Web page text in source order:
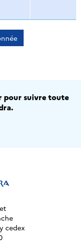
pour suivre toute
cedex